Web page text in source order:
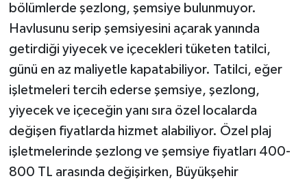
bölümlerde şezlong, şemsiye bulunmuyor.
Havlusunu serip şemsiyesini açarak yanında
getirdiği yiyecek ve içecekleri tüketen tatilci,
günü en az maliyetle kapatabiliyor. Tatilci, eğer
işletmeleri tercih ederse şemsiye, şezlong,
yiyecek ve içeceğin yanı sıra özel localarda
değişen fiyatlarda hizmet alabiliyor. Özel plaj
işletmelerinde şezlong ve şemsiye fiyatları 400-
800 TL arasında değişirken, Büyükşehir